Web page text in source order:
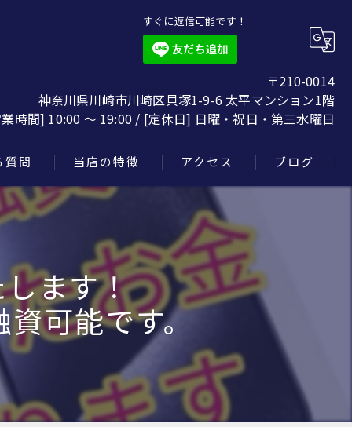
すぐに返信可能です！
〒210-0014
神奈川県川崎市川崎区貝塚1-9-6 太平マンション1階
時間] 10:00 〜 19:00 / [定休日] 日曜・祝日・第三水曜日
質問 当店の特徴
クロムハーツ
スニーカー
アクセス ブログ
ます！
可能です。